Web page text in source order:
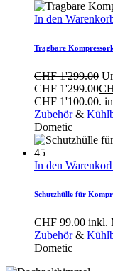
In den
Tragbare
CHF1'299.00
CHF 1'299.00
CHF 1'100.00.
Zubehör&
Dometic
In den
Schutzhülle für
CHF 99.00 inkl.
Zubehör&
Dometic